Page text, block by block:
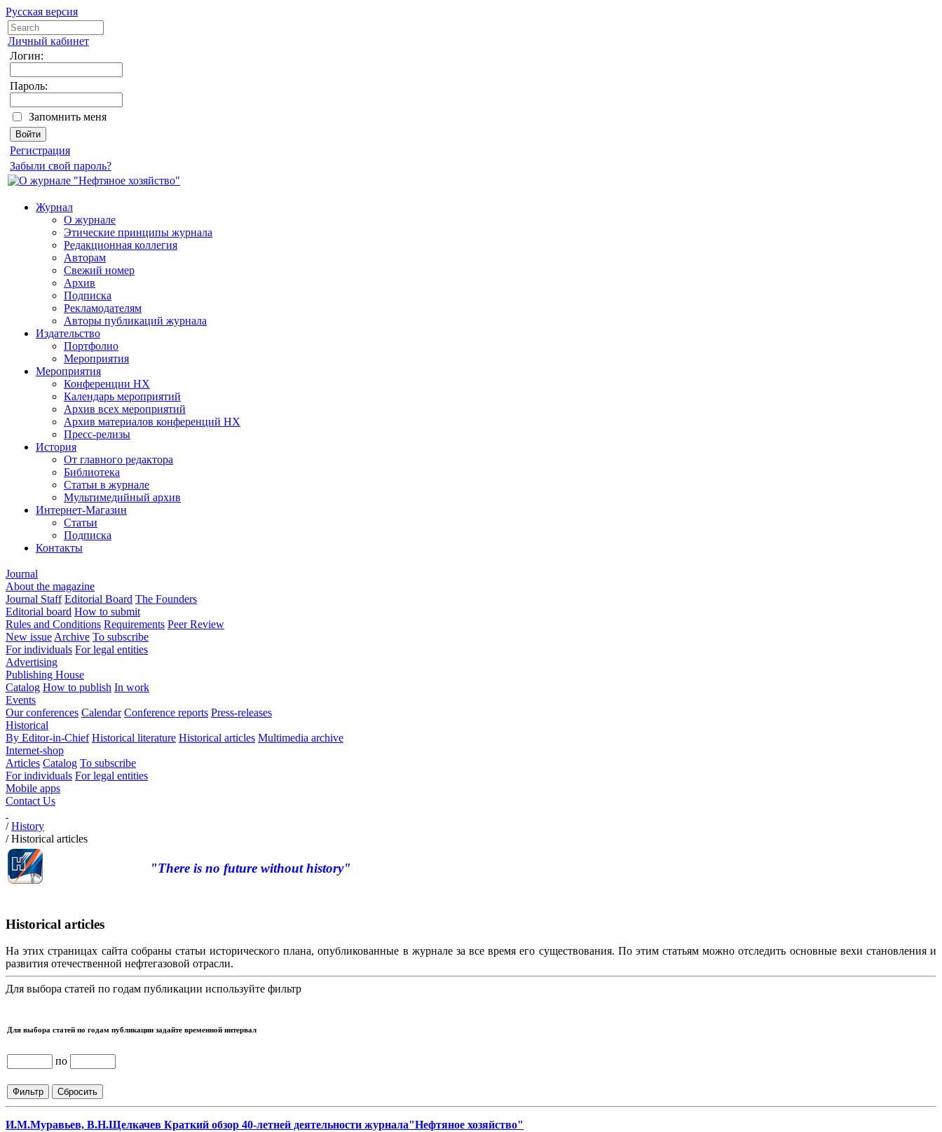
Русская версия
Личный кабинет
Логин:
Пароль:
Запомнить меня
Регистрация
Забыли свой пароль?
Журнал
О журнале
Этические принципы журнала
Редакционная коллегия
Авторам
Свежий номер
Архив
Подписка
Рекламодателям
Авторы публикаций журнала
Издательство
Портфолио
Мероприятия
Мероприятия
Конференции НХ
Календарь мероприятий
Архив всех мероприятий
Архив материалов конференций НХ
Пресс-релизы
История
От главного редактора
Библиотека
Статьи в журнале
Мультимедийный архив
Интернет-Магазин
Статьи
Подписка
Контакты
Journal
About the magazine
Journal Staff Editorial Board The Founders
Editorial board How to submit
Rules and Conditions Requirements Peer Review
New issue Archive To subscribe
For individuals For legal entities
Advertising
Publishing House
Catalog How to publish In work
Events
Our conferences Calendar Conference reports Press-releases
Historical
By Editor-in-Chief Historical literature Historical articles Multimedia archive
Internet-shop
Articles Catalog To subscribe
For individuals For legal entities
Mobile apps
Contact Us
/History
/Historical articles
"There is no future without history"
Historical articles
На этих страницах сайта собраны статьи исторического плана, опубликованные в журнале за все время его существования. По этим статьям можно отследить основные вехи становления и
развития отечественной нефтегазовой отрасли.
Для выбора статей по годам публикации используйте фильтр
Для выбора статей по годам публикации задайте временной интервал
по
И.М.Муравьев, В.Н.Щелкачев Краткий обзор 40-летней деятельности журнала"Нефтяное хозяйство"